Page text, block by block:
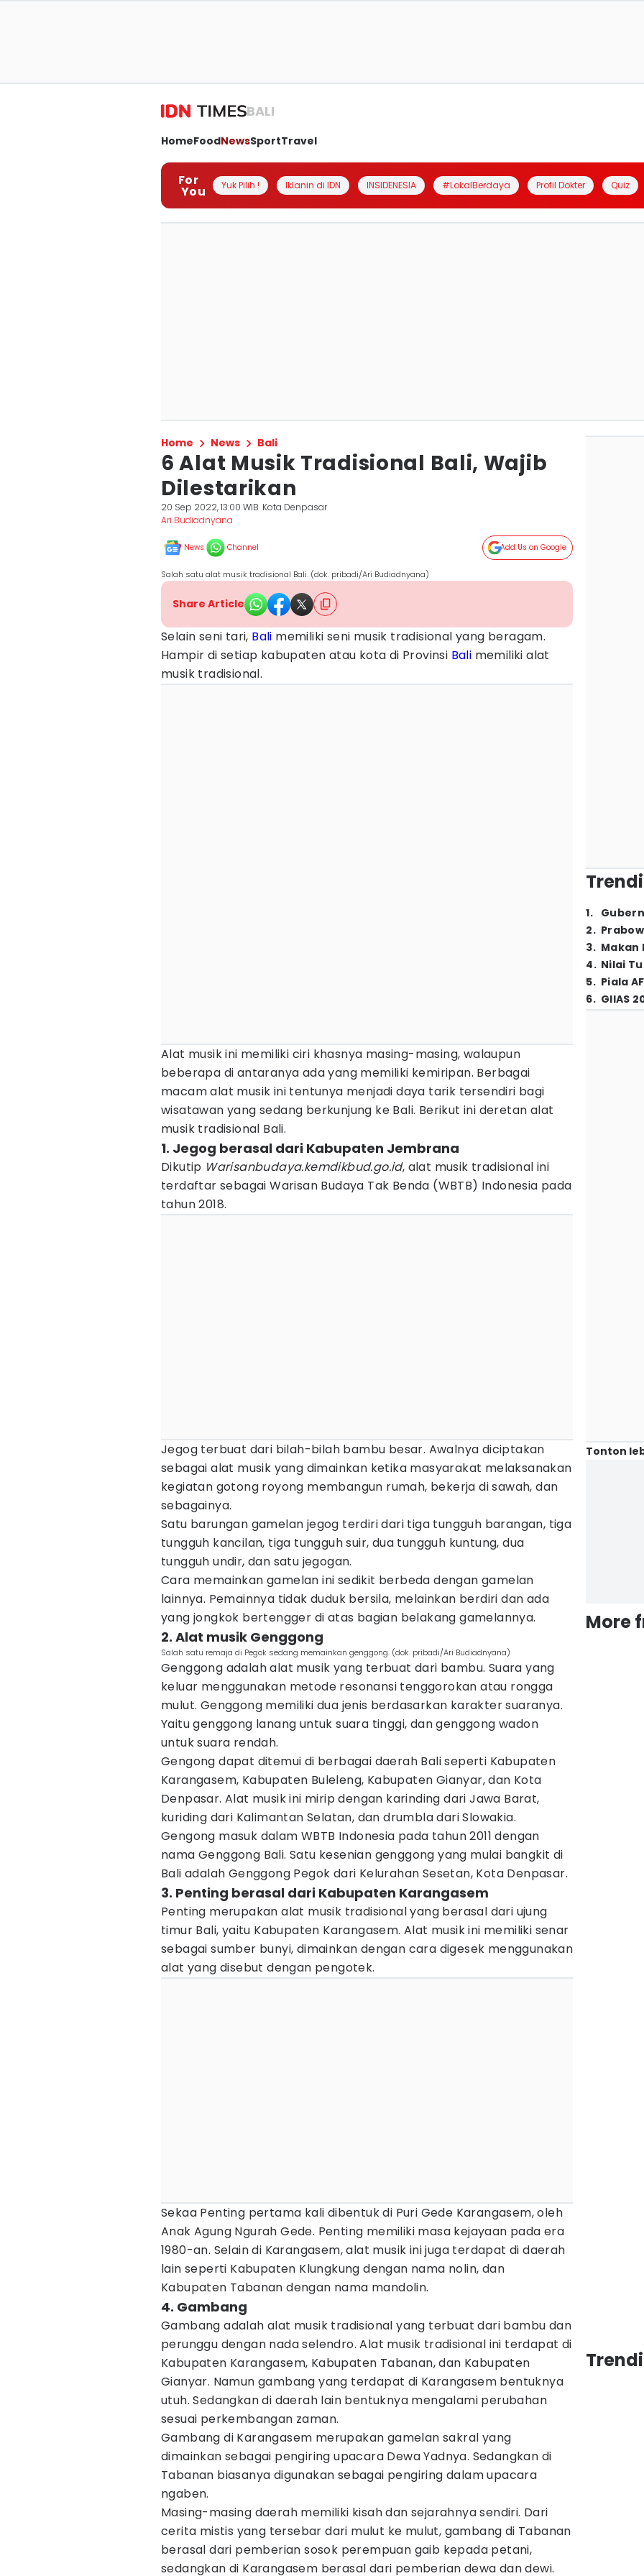
BALI
HomeFoodNewsSportTravel
For
You Yuk Pilih ! Iklanin di IDN INSIDENESIA #LokalBerdaya Profil Dokter Quiz
Home News Bali
6 Alat Musik Tradisional Bali, Wajib
Dilestarikan
20 Sep 2022, 13:00 WIB Kota Denpasar
Ari Budiadnyana
News Channel Add Us on Google
Salah satu alat musik tradisional Bali. (dok. pribadi/Ari Budiadnyana)
Share Article
Selain seni tari, Bali memiliki seni musik tradisional yang beragam.
Hampir di setiap kabupaten atau kota di Provinsi Bali memiliki alat
musik tradisional.
Alat musik ini memiliki ciri khasnya masing-masing, walaupun
beberapa di antaranya ada yang memiliki kemiripan. Berbagai
macam alat musik ini tentunya menjadi daya tarik tersendiri bagi
wisatawan yang sedang berkunjung ke Bali. Berikut ini deretan alat
musik tradisional Bali.
1. Jegog berasal dari Kabupaten Jembrana
Dikutip Warisanbudaya.kemdikbud.go.id, alat musik tradisional ini
terdaftar sebagai Warisan Budaya Tak Benda (WBTB) Indonesia pada
tahun 2018.
Jegog terbuat dari bilah-bilah bambu besar. Awalnya diciptakan
sebagai alat musik yang dimainkan ketika masyarakat melaksanakan
kegiatan gotong royong membangun rumah, bekerja di sawah, dan
sebagainya.
Satu barungan gamelan jegog terdiri dari tiga tungguh barangan, tiga
tungguh kancilan, tiga tungguh suir, dua tungguh kuntung, dua
tungguh undir, dan satu jegogan.
Cara memainkan gamelan ini sedikit berbeda dengan gamelan
lainnya. Pemainnya tidak duduk bersila, melainkan berdiri dan ada
yang jongkok bertengger di atas bagian belakang gamelannya.
2. Alat musik Genggong
Salah satu remaja di Pegok sedang memainkan genggong. (dok. pribadi/Ari Budiadnyana)
Genggong adalah alat musik yang terbuat dari bambu. Suara yang
keluar menggunakan metode resonansi tenggorokan atau rongga
mulut. Genggong memiliki dua jenis berdasarkan karakter suaranya.
Yaitu genggong lanang untuk suara tinggi, dan genggong wadon
untuk suara rendah.
Gengong dapat ditemui di berbagai daerah Bali seperti Kabupaten
Karangasem, Kabupaten Buleleng, Kabupaten Gianyar, dan Kota
Denpasar. Alat musik ini mirip dengan karinding dari Jawa Barat,
kuriding dari Kalimantan Selatan, dan drumbla dari Slowakia.
Gengong masuk dalam WBTB Indonesia pada tahun 2011 dengan
nama Genggong Bali. Satu kesenian genggong yang mulai bangkit di
Bali adalah Genggong Pegok dari Kelurahan Sesetan, Kota Denpasar.
3. Penting berasal dari Kabupaten Karangasem
Penting merupakan alat musik tradisional yang berasal dari ujung
timur Bali, yaitu Kabupaten Karangasem. Alat musik ini memiliki senar
sebagai sumber bunyi, dimainkan dengan cara digesek menggunakan
alat yang disebut dengan pengotek.
Sekaa Penting pertama kali dibentuk di Puri Gede Karangasem, oleh
Anak Agung Ngurah Gede. Penting memiliki masa kejayaan pada era
1980-an. Selain di Karangasem, alat musik ini juga terdapat di daerah
lain seperti Kabupaten Klungkung dengan nama nolin, dan
Kabupaten Tabanan dengan nama mandolin.
4. Gambang
Gambang adalah alat musik tradisional yang terbuat dari bambu dan
perunggu dengan nada selendro. Alat musik tradisional ini terdapat di
Kabupaten Karangasem, Kabupaten Tabanan, dan Kabupaten
Gianyar. Namun gambang yang terdapat di Karangasem bentuknya
utuh. Sedangkan di daerah lain bentuknya mengalami perubahan
sesuai perkembangan zaman.
Gambang di Karangasem merupakan gamelan sakral yang
dimainkan sebagai pengiring upacara Dewa Yadnya. Sedangkan di
Tabanan biasanya digunakan sebagai pengiring dalam upacara
ngaben.
Masing-masing daerah memiliki kisah dan sejarahnya sendiri. Dari
cerita mistis yang tersebar dari mulut ke mulut, gambang di Tabanan
berasal dari pemberian sosok perempuan gaib kepada petani,
sedangkan di Karangasem berasal dari pemberian dewa dan dewi.
1.
2.
3. Makan
4. Nilai
5. Piala
6. GIIAS
Tonton
More